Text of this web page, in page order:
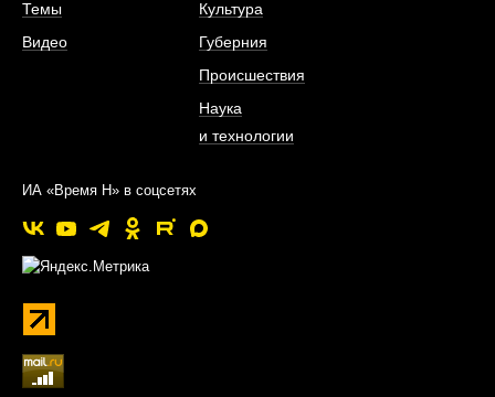
Темы
Видео
Культура
Губерния
Происшествия
Наука
и технологии
ИА «Время Н» в соцсетях